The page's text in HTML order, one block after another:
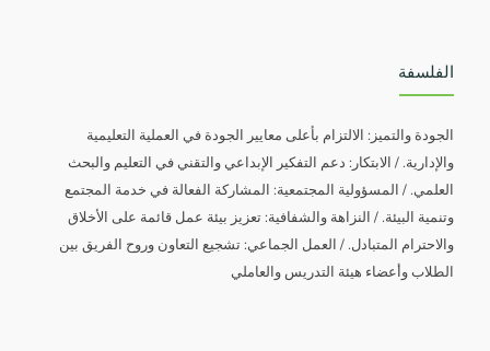
الفلسفة
الجودة والتميز: الالتزام بأعلى معايير الجودة في العملية التعليمية
والإدارية. / الابتكار: دعم التفكير الإبداعي والتقني في التعليم والبحث
العلمي. / المسؤولية المجتمعية: المشاركة الفعالة في خدمة المجتمع
وتنمية البيئة. / النزاهة والشفافية: تعزيز بيئة عمل قائمة على الأخلاق
والاحترام المتبادل. / العمل الجماعي: تشجيع التعاون وروح الفريق بين
الطلاب وأعضاء هيئة التدريس والعاملي